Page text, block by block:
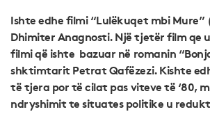
Ishte edhe filmi “Lulëkuqet mbi Mure”
Dhimiter Anagnosti. Një tjetër film qe
filmi që ishte bazuar në romanin
shktimtarit Petrat Qafëzezi. Kishte
të tjera por të cilat pas viteve të ‘80,
ndryshimit te situates politike u